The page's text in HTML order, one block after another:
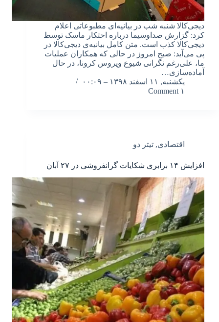
دیجی‌کالا شنبه شب در بیانیه‌ای مطبوعاتی اعلام
کرد: گزارش صداوسیما درباره احتکار ماسک توسط
دیجی‌کالا کذب است. متن کامل بیانیه‌ی دیجی‌کالا در
پی می‌آید: صبح امروز در حالی که همکاران عملیات
ما، علی‌رغم نگرانی‌ شیوع ویروس کرونا، در حال
آماده‌سازی…
یکشنبه, ۱۱ اسفند ۱۳۹۸ – ۰۰:۰۹
۱ Comment
اقتصادی, تیتر دو
افزایش ۱۴ برابری شکایات گرانفروشی در ۲۷ آبان